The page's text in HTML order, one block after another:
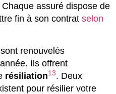
assuré dispose de
fin à son contrat selon
renouvelés
Ils offrent
résiliation13. Deux
pour résilier votre